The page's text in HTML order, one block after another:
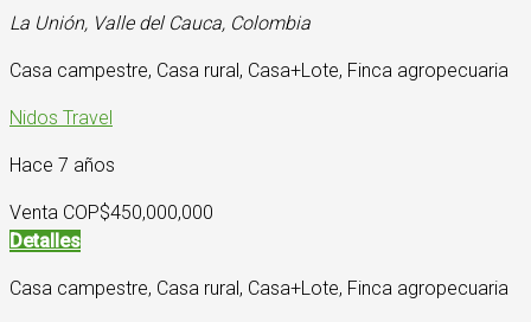
La Unión, Valle del Cauca, Colombia
Casa campestre, Casa rural, Casa+Lote, Finca agropecuaria
Nidos Travel
Hace 7 años
Venta COP$450,000,000
Detalles
Casa campestre, Casa rural, Casa+Lote, Finca agropecuaria